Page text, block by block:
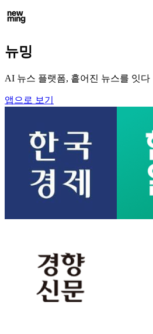
뉴밍
AI 뉴스 플랫폼, 흩어진 뉴스를 잇다
앱으로 보기